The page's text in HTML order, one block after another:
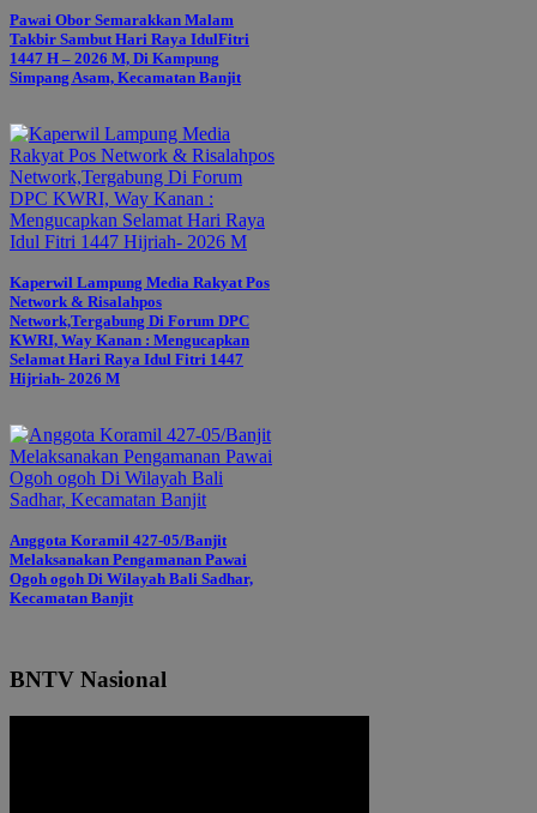
Pawai Obor Semarakkan Malam
Takbir Sambut Hari Raya IdulFitri
1447 H – 2026 M, Di Kampung
Simpang Asam, Kecamatan Banjit
Kaperwil Lampung Media Rakyat Pos
Network & Risalahpos
Network,Tergabung Di Forum DPC
KWRI, Way Kanan : Mengucapkan
Selamat Hari Raya Idul Fitri 1447
Hijriah- 2026 M
Anggota Koramil 427-05/Banjit
Melaksanakan Pengamanan Pawai
Ogoh ogoh Di Wilayah Bali Sadhar,
Kecamatan Banjit
BNTV Nasional